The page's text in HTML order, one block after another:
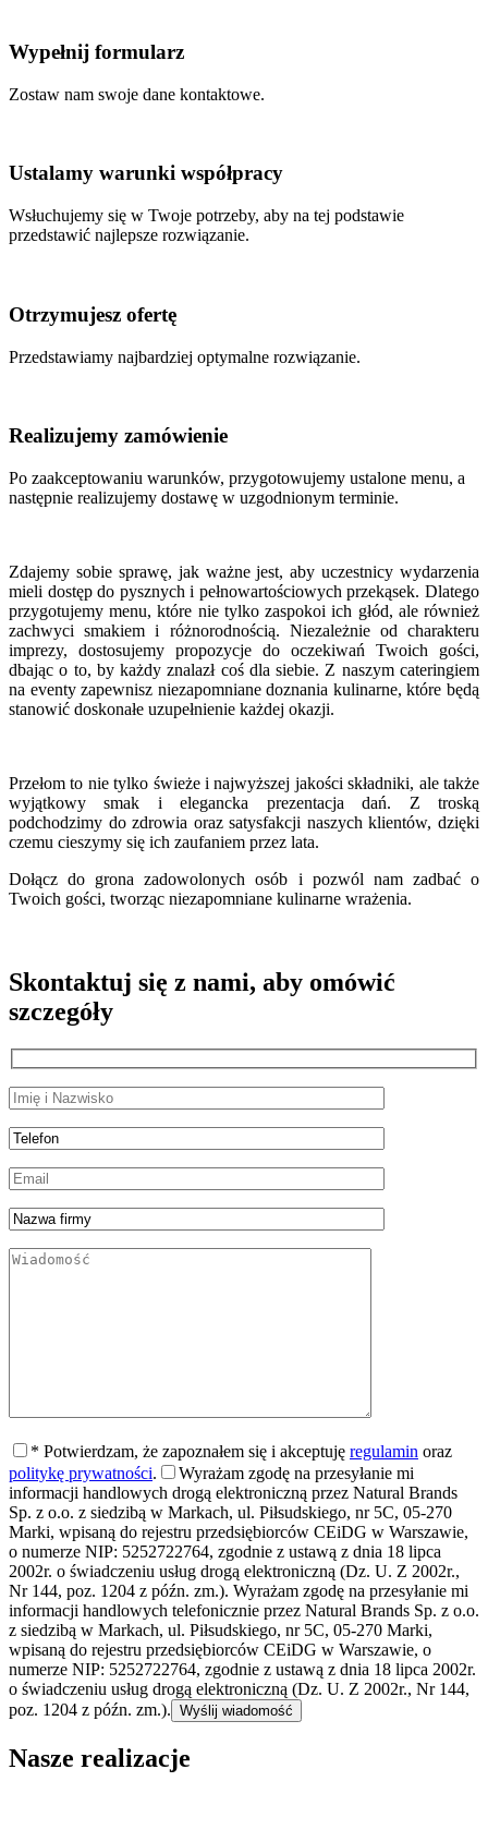
Wypełnij formularz
Zostaw nam swoje dane kontaktowe.
Ustalamy warunki współpracy
Wsłuchujemy się w Twoje potrzeby, aby na tej podstawie
przedstawić najlepsze rozwiązanie.
Otrzymujesz ofertę
Przedstawiamy najbardziej optymalne rozwiązanie.
Realizujemy zamówienie
Po zaakceptowaniu warunków, przygotowujemy ustalone menu, a
następnie realizujemy dostawę w uzgodnionym terminie.
Zdajemy sobie sprawę, jak ważne jest, aby uczestnicy wydarzenia
mieli dostęp do pysznych i pełnowartościowych przekąsek. Dlatego
przygotujemy menu, które nie tylko zaspokoi ich głód, ale również
zachwyci smakiem i różnorodnością. Niezależnie od charakteru
imprezy, dostosujemy propozycje do oczekiwań Twoich gości,
dbając o to, by każdy znalazł coś dla siebie. Z naszym cateringiem
na eventy zapewnisz niezapomniane doznania kulinarne, które będą
stanowić doskonałe uzupełnienie każdej okazji.
Przełom to nie tylko świeże i najwyższej jakości składniki, ale także
wyjątkowy smak i elegancka prezentacja dań. Z troską
podchodzimy do zdrowia oraz satysfakcji naszych klientów, dzięki
czemu cieszymy się ich zaufaniem przez lata.
Dołącz do grona zadowolonych osób i pozwól nam zadbać o
Twoich gości, tworząc niezapomniane kulinarne wrażenia.
Skontaktuj się z nami, aby omówić
szczegóły
* Potwierdzam, że zapoznałem się i akceptuję regulamin oraz
politykę prywatności.
Wyrażam zgodę na przesyłanie mi
informacji handlowych drogą elektroniczną przez Natural Brands
Sp. z o.o. z siedzibą w Markach, ul. Piłsudskiego, nr 5C, 05-270
Marki, wpisaną do rejestru przedsiębiorców CEiDG w Warszawie,
o numerze NIP: 5252722764, zgodnie z ustawą z dnia 18 lipca
2002r. o świadczeniu usług drogą elektroniczną (Dz. U. Z 2002r.,
Nr 144, poz. 1204 z późn. zm.). Wyrażam zgodę na przesyłanie mi
informacji handlowych telefonicznie przez Natural Brands Sp. z o.o.
z siedzibą w Markach, ul. Piłsudskiego, nr 5C, 05-270 Marki,
wpisaną do rejestru przedsiębiorców CEiDG w Warszawie, o
numerze NIP: 5252722764, zgodnie z ustawą z dnia 18 lipca 2002r.
o świadczeniu usług drogą elektroniczną (Dz. U. Z 2002r., Nr 144,
poz. 1204 z późn. zm.).
Nasze realizacje